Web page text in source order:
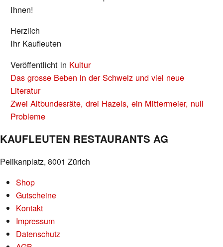
Ihnen!
Herzlich
Ihr Kaufleuten
Veröffentlicht in Kultur
BEITRAGS-
NAVIGATION
Das grosse Beben in der Schweiz und viel neue
Literatur
Zwei Altbundesräte, drei Hazels, ein Mittermeier, null
Probleme
KAUFLEUTEN RESTAURANTS AG
Pelikanplatz, 8001 Zürich
Shop
Gutscheine
Kontakt
Impressum
Datenschutz